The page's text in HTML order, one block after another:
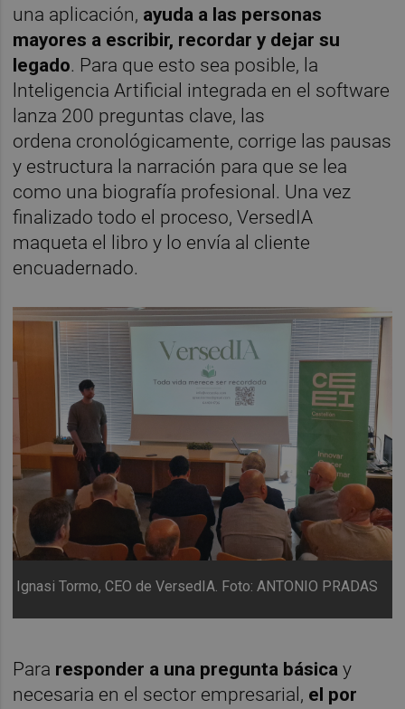
una aplicación, ayuda a las personas
mayores a escribir, recordar y dejar su
legado. Para que esto sea posible, la
lnteligencia Artificial integrada en el software
lanza 200 preguntas clave, las
ordena cronológicamente, corrige las pausas
y estructura la narración para que se lea
como una biografía profesional. Una vez
finalizado todo el proceso, VersedIA
maqueta el libro y lo envía al cliente
encuadernado.
Ignasi Tormo, CEO de VersedIA. Foto: ANTONIO PRADAS
Para responder a una pregunta básica y
necesaria en el sector empresarial, el por